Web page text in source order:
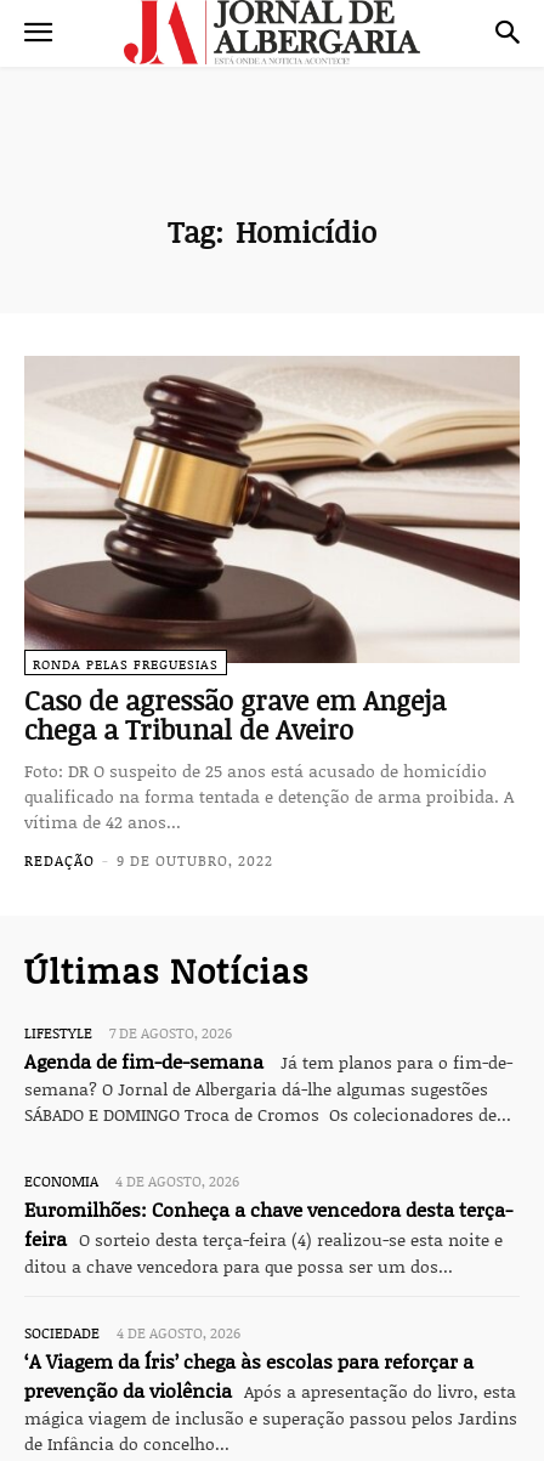
Tag: Homicídio
RONDA PELAS FREGUESIAS
Caso de agressão grave em Angeja
chega a Tribunal de Aveiro
Foto: DR O suspeito de 25 anos está acusado de homicídio
qualificado na forma tentada e detenção de arma proibida. A
vítima de 42 anos...
REDAÇÃO - 9 DE OUTUBRO, 2022
Últimas Notícias
LIFESTYLE 7 DE AGOSTO, 2026
Agenda de fim-de-semana
Já tem planos para o fim-de-
semana? O Jornal de Albergaria dá-lhe algumas sugestões
SÁBADO E DOMINGO Troca de Cromos Os colecionadores de...
ECONOMIA 4 DE AGOSTO, 2026
Euromilhões: Conheça a chave vencedora desta terça-
feira O sorteio desta terça-feira (4) realizou-se esta noite e
ditou a chave vencedora para que possa ser um dos...
SOCIEDADE 4 DE AGOSTO, 2026
‘A Viagem da Íris’ chega às escolas para reforçar a
prevenção da violência Após a apresentação do livro, esta
mágica viagem de inclusão e superação passou pelos Jardins
de Infância do concelho...